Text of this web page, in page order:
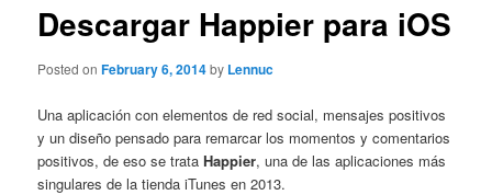
Descargar Happier para iOS
Posted onFebruary 6, 2014by Lennuc
Una aplicación con elementos de red social, mensajes positivos
y un diseño pensado para remarcar los momentos y comentarios
positivos, de eso se trataHappier, una de las aplicaciones más
singulares de la tienda iTunes en 2013.